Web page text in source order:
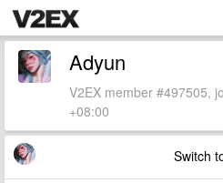
Adyun
V2EX member #497505,
+08:00
Switch